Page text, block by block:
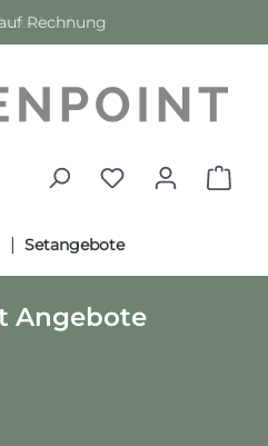
Rechnung
| Setangebote
Angebote